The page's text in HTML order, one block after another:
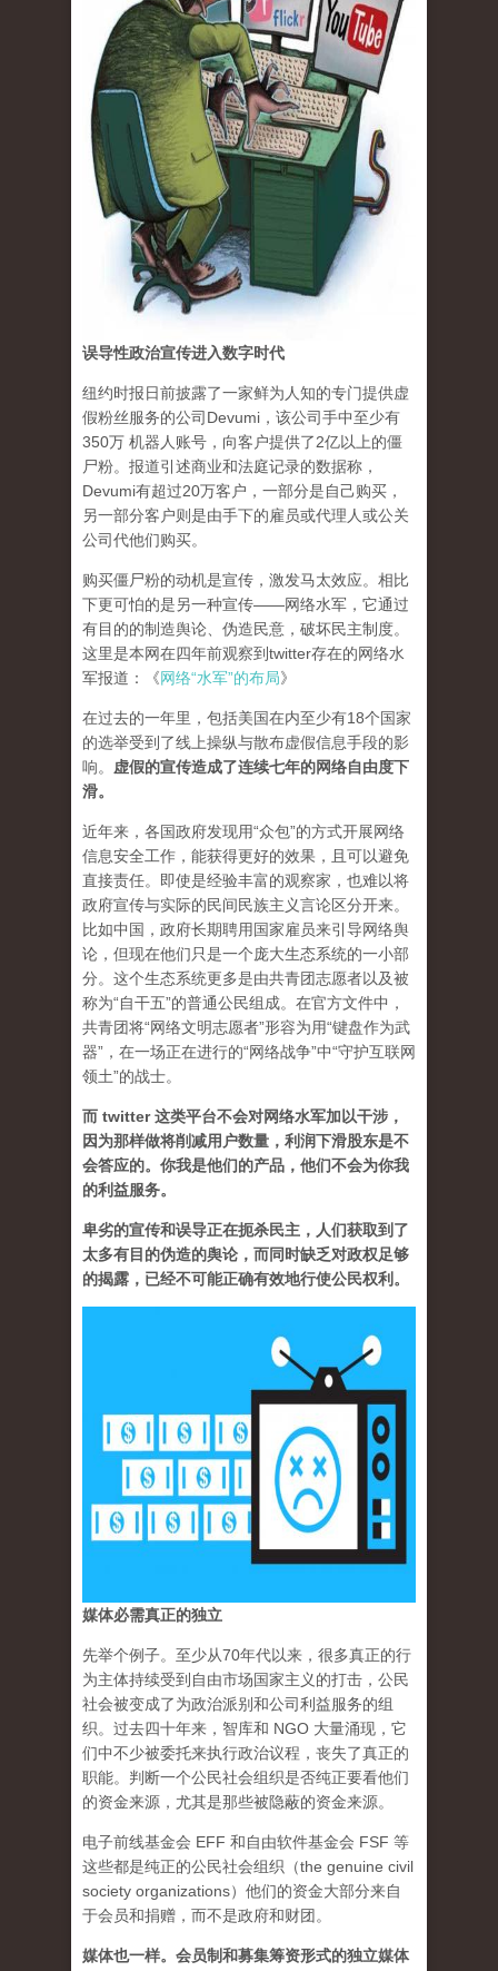
误导性政治宣传进入数字时代
纽约时报日前披露了一家鲜为人知的专门提供虚
假粉丝服务的公司Devumi，该公司手中至少有
350万 机器人账号，向客户提供了2亿以上的僵
尸粉。报道引述商业和法庭记录的数据称，
Devumi有超过20万客户，一部分是自己购买，
另一部分客户则是由手下的雇员或代理人或公关
公司代他们购买。
购买僵尸粉的动机是宣传，激发马太效应。相比
下更可怕的是另一种宣传——网络水军，它通过
有目的的制造舆论、伪造民意，破坏民主制度。
这里是本网在四年前观察到twitter存在的网络水
军报道：《网络“水军”的布局》
在过去的一年里，包括美国在内至少有18个国家
的选举受到了线上操纵与散布虚假信息手段的影
响。 虚假的宣传造成了连续七年的网络自由度下
滑。
近年来，各国政府发现用“众包”的方式开展网络
信息安全工作，能获得更好的效果，且可以避免
直接责任。即使是经验丰富的观察家，也难以将
政府宣传与实际的民间民族主义言论区分开来。
比如中国，政府长期聘用国家雇员来引导网络舆
论，但现在他们只是一个庞大生态系统的一小部
分。这个生态系统更多是由共青团志愿者以及被
称为“自干五”的普通公民组成。在官方文件中，
共青团将“网络文明志愿者”形容为用“键盘作为武
器”，在一场正在进行的“网络战争”中“守护互联网
领土”的战士。
而 twitter 这类平台不会对网络水军加以干涉，
因为那样做将削减用户数量，利润下滑股东是不
会答应的。你我是他们的产品，他们不会为你我
的利益服务。
卑劣的宣传和误导正在扼杀民主，人们获取到了
太多有目的伪造的舆论，而同时缺乏对政权足够
的揭露，已经不可能正确有效地行使公民权利。
媒体必需真正的独立
先举个例子。至少从70年代以来，很多真正的行
为主体持续受到自由市场国家主义的打击，公民
社会被变成了为政治派别和公司利益服务的组
织。过去四十年来，智库和 NGO 大量涌现，它
们中不少被委托来执行政治议程，丧失了真正的
职能。判断一个公民社会组织是否纯正要看他们
的资金来源，尤其是那些被隐蔽的资金来源。
电子前线基金会 EFF 和自由软件基金会 FSF 等
这些都是纯正的公民社会组织（the genuine civil
society organizations）他们的资金大部分来自
于会员和捐赠，而不是政府和财团。
媒体也一样。会员制和募集筹资形式的独立媒体